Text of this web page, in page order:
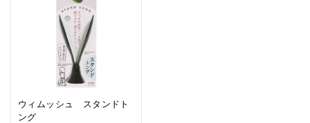
ウィムッシュ スタンドト
ング